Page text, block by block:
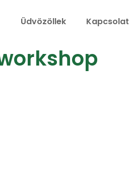
Üdvözöllek Kapcsolat